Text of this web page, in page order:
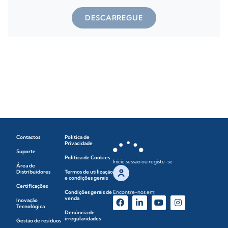
DESCARREGUE
Contactos
Suporte
Área de
Distribuidores
Certificações
Inovação
Tecnológica
Gestão de resíduos
Política de
Privacidade
Política de Cookies
Termos de utilização
e condições gerais
Condições gerais de
venda
Denúncia de
irregularidades
Inicie sessão ou registe-se
Encontre-nos em: